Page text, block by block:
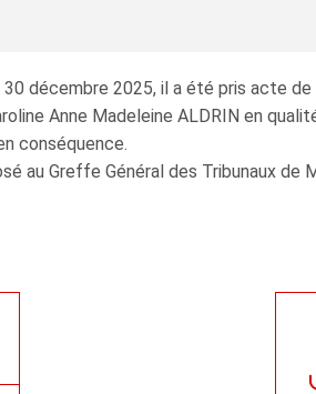
décembre 2025, il a été pris acte de
Anne Madeleine ALDRIN en
conséquence.
au Greffe Général des Tribunaux